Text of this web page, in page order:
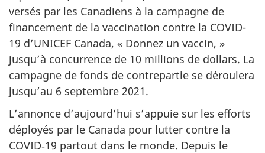
versés par les Canadiens à la campagne de
financement de la vaccination contre la COVID-
19 d’UNICEF Canada, « Donnez un vaccin, »
jusqu’à concurrence de 10 millions de dollars. La
campagne de fonds de contrepartie se déroulera
jusqu’au 6 septembre 2021.
L’annonce d’aujourd’hui s’appuie sur les efforts
déployés par le Canada pour lutter contre la
COVID‑19 partout dans le monde. Depuis le